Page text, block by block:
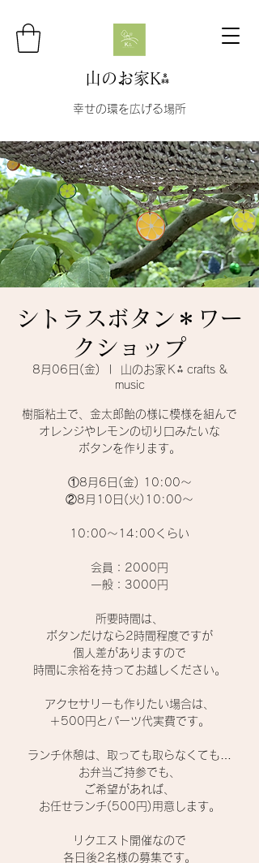
山のお家K⁂
幸せの環を広げる場所
シトラスボタン＊ワー
クショップ
8月06日(金)
山のお家Ｋ⁂ crafts &
music
樹脂粘土で、金太郎飴の様に模様を組んで
オレンジやレモンの切り口みたいな
ボタンを作ります。
①8月6日(金) 10:00〜
②8月10日(火)10:00〜
10:00〜14:00くらい
会員：2000円
一般：3000円
所要時間は、
ボタンだけなら2時間程度ですが
個人差がありますので
時間に余裕を持ってお越しください。
アクセサリーも作りたい場合は、
＋500円とパーツ代実費です。
ランチ休憩は、取っても取らなくても…
お弁当ご持参でも、
ご希望があれば、
お任せランチ(500円)用意します。
リクエスト開催なので